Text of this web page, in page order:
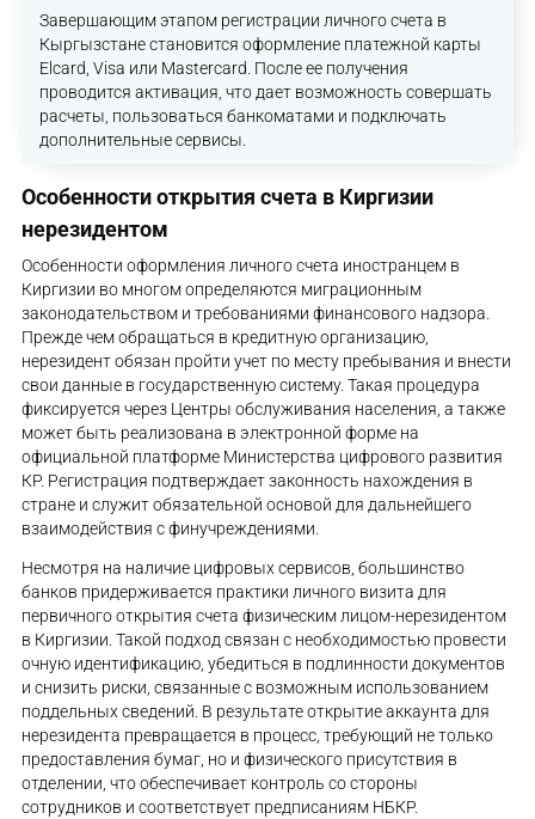
Завершающим этапом регистрации личного счета в
Кыргызстане становится оформление платежной карты
Elcard, Visa или Mastercard. После ее получения
проводится активация, что дает возможность совершать
расчеты, пользоваться банкоматами и подключать
дополнительные сервисы.
Особенности открытия счета в Киргизии
нерезидентом
Особенности оформления личного счета иностранцем в
Киргизии во многом определяются миграционным
законодательством и требованиями финансового надзора.
Прежде чем обращаться в кредитную организацию,
нерезидент обязан пройти учет по месту пребывания и внести
свои данные в государственную систему. Такая процедура
фиксируется через Центры обслуживания населения, а также
может быть реализована в электронной форме на
официальной платформе Министерства цифрового развития
КР. Регистрация подтверждает законность нахождения в
стране и служит обязательной основой для дальнейшего
взаимодействия с финучреждениями.
Несмотря на наличие цифровых сервисов, большинство
банков придерживается практики личного визита для
первичного открытия счета физическим лицом-нерезидентом
в Киргизии. Такой подход связан с необходимостью провести
очную идентификацию, убедиться в подлинности документов
и снизить риски, связанные с возможным использованием
поддельных сведений. В результате открытие аккаунта для
нерезидента превращается в процесс, требующий не только
предоставления бумаг, но и физического присутствия в
отделении, что обеспечивает контроль со стороны
сотрудников и соответствует предписаниям НБКР.